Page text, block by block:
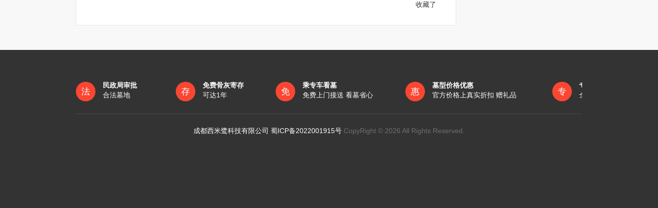
收藏了
法
民政局审批
合法墓地
存
免费骨灰寄存
可达1年
免
乘专车看墓
免费上门接送 看墓省心
惠
墓型价格优惠
官方价格上真实折扣 赠礼品
专
专员一对一服务
全称陪同办理各项手续
成都西米鹭科技有限公司 蜀ICP备2022001915号 CopyRight © 2026 All Rights Reserved.